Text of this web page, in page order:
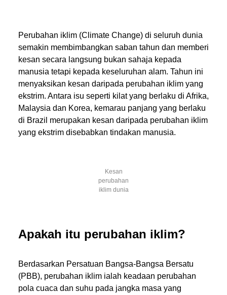
Perubahan iklim (Climate Change) di seluruh dunia
semakin membimbangkan saban tahun dan memberi
kesan secara langsung bukan sahaja kepada
manusia tetapi kepada keseluruhan alam. Tahun ini
menyaksikan kesan daripada perubahan iklim yang
ekstrim. Antara isu seperti kilat yang berlaku di Afrika,
Malaysia dan Korea, kemarau panjang yang berlaku
di Brazil merupakan kesan daripada perubahan iklim
yang ekstrim disebabkan tindakan manusia.
Kesan
perubahan
iklim dunia
Apakah itu perubahan iklim?
Berdasarkan Persatuan Bangsa-Bangsa Bersatu
(PBB), perubahan iklim ialah keadaan perubahan
pola cuaca dan suhu pada jangka masa yang